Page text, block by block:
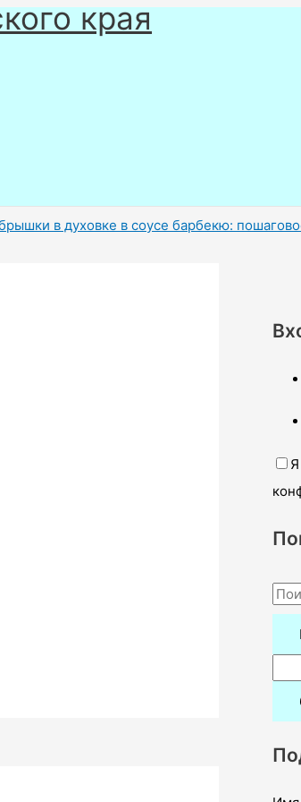
края
в духовке в соусе барбекю:
П
о
: